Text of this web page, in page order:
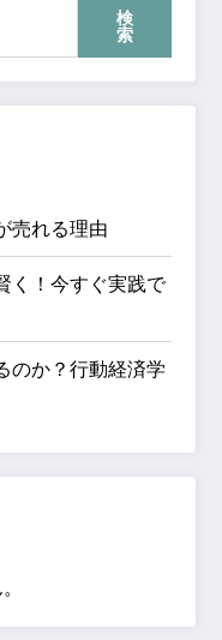
検
索
売れる理由
く！今すぐ実践で
のか？行動経済学